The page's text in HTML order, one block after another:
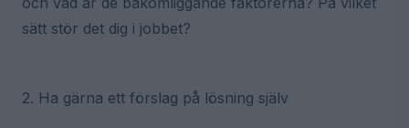
sätt stör det dig i jobbet?
2. Ha gärna ett förslag på lösning själv